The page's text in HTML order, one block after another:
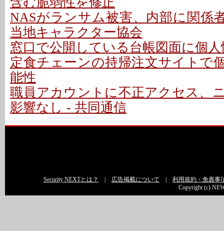
NASがランサム被害、内部に関係
当地キャラクター協会
窓口で公開している台帳図面に個
定食チェーンの持帰注文サイトで
能性
職員アカウントに不正アクセス、
影響なし - 共同通信
Security NEXTとは？ 広告掲載について
利用規約・免責事
Copyright (c)